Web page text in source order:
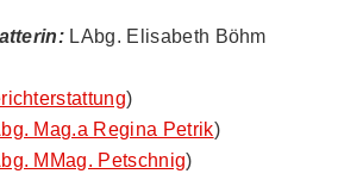
LAbg. Elisabeth Böhm
)
Mag.a Regina Petrik)
MMag. Petschnig)